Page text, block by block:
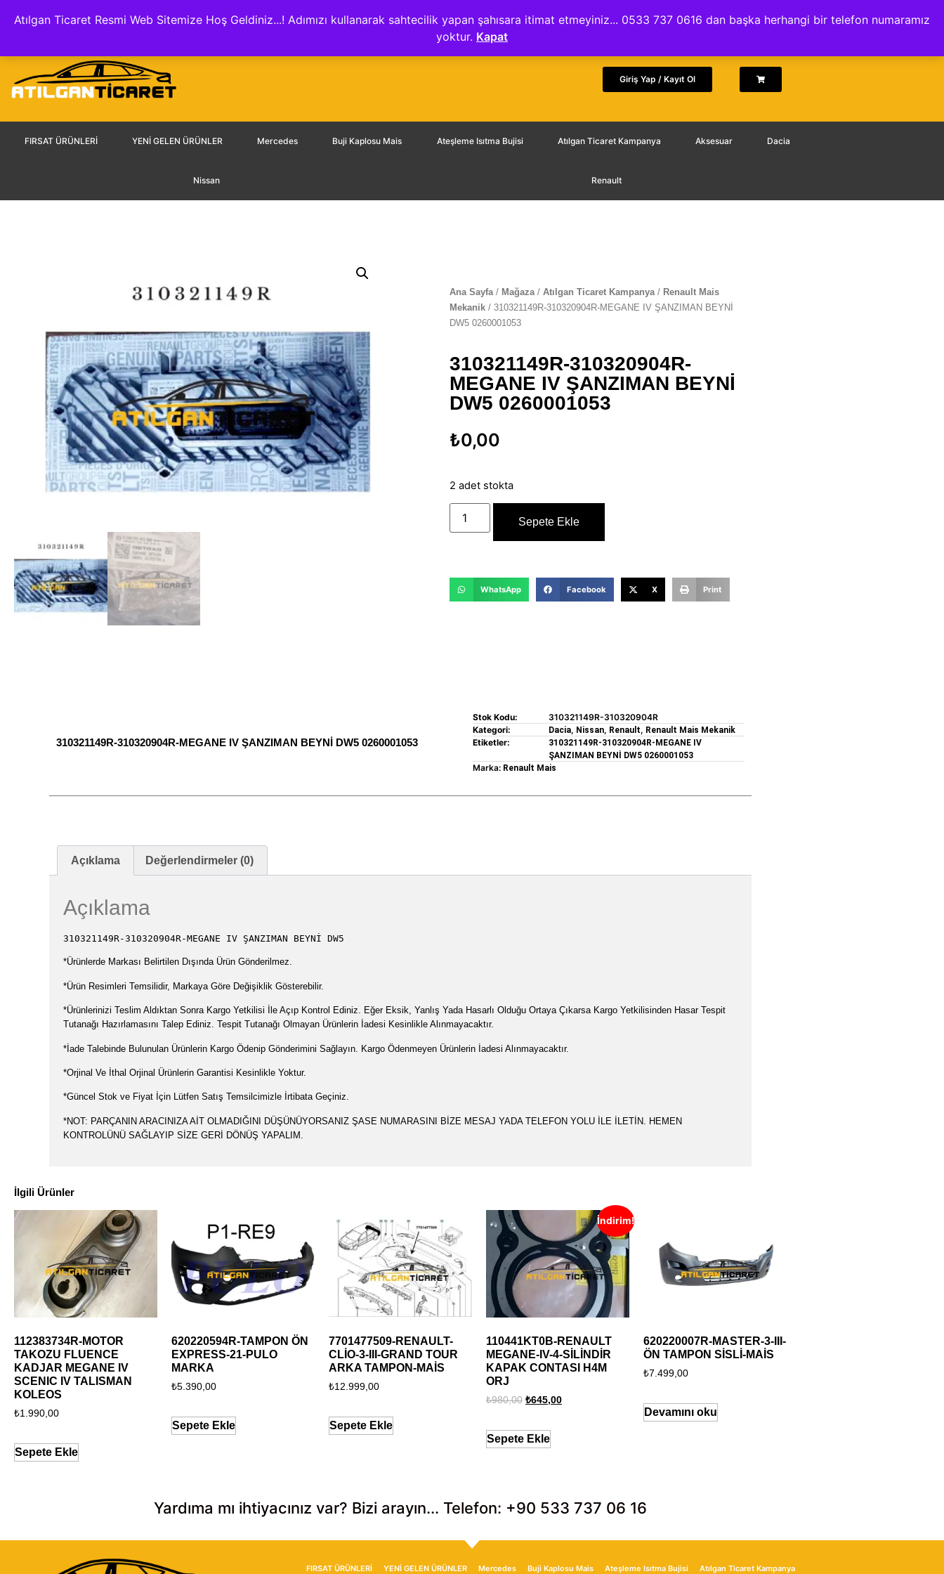
Atılgan Ticaret Resmi Web Sitemize Hoş Geldiniz...! Adımızı kullanarak sahtecilik yapan şahısara itimat etmeyiniz... 0533 737 0616 dan başka herhangi bir telefon numaramız
yoktur. Kapat
Hakkımızda İletişim Hesap Numaraları KVKK Aydınlatma Metni Mesafeli Satış Sözleşmesi Gizlilik Sözleşmesi İptal ve İade Politikası
Giriş Yap / Kayıt Ol
FIRSAT ÜRÜNLERİ YENİ GELEN ÜRÜNLER Mercedes Buji Kaplosu Mais Ateşleme Isıtma Bujisi Atılgan Ticaret Kampanya Aksesuar Dacia
Nissan Renault
Ana Sayfa/ Mağaza/ Atılgan Ticaret Kampanya/ Renault Mais
Mekanik / 310321149R-310320904R-MEGANE IV ŞANZIMAN BEYNİ
DW5 0260001053
310321149R-310320904R-
MEGANE IV ŞANZIMAN BEYNİ
DW5 0260001053
₺0,00
2 adet stokta
Sepete Ekle
WhatsApp Facebook X Print
310321149R-310320904R-MEGANE IV ŞANZIMAN BEYNİ DW5 0260001053
Stok Kodu:
310321149R-310320904R
Kategori:
Dacia, Nissan, Renault, Renault Mais Mekanik
Etiketler:
310321149R-310320904R-MEGANE IV
ŞANZIMAN BEYNİ DW5 0260001053
Marka: Renault Mais
Açıklama Değerlendirmeler (0)
Açıklama
310321149R-310320904R-MEGANE IV ŞANZIMAN BEYNİ DW5
*Ürünlerde Markası Belirtilen Dışında Ürün Gönderilmez.
*Ürün Resimleri Temsilidir, Markaya Göre Değişiklik Gösterebilir.
*Ürünlerinizi Teslim Aldıktan Sonra Kargo Yetkilisi İle Açıp Kontrol Ediniz. Eğer Eksik, Yanlış Yada Hasarlı Olduğu Ortaya Çıkarsa Kargo Yetkilisinden Hasar Tespit
Tutanağı Hazırlamasını Talep Ediniz. Tespit Tutanağı Olmayan Ürünlerin İadesi Kesinlikle Alınmayacaktır.
*İade Talebinde Bulunulan Ürünlerin Kargo Ödenip Gönderimini Sağlayın. Kargo Ödenmeyen Ürünlerin İadesi Alınmayacaktır.
*Orjinal Ve İthal Orjinal Ürünlerin Garantisi Kesinlikle Yoktur.
*Güncel Stok ve Fiyat İçin Lütfen Satış Temsilcimizle İrtibata Geçiniz.
*NOT: PARÇANIN ARACINIZA AİT OLMADIĞINI DÜŞÜNÜYORSANIZ ŞASE NUMARASINI BİZE MESAJ YADA TELEFON YOLU İLE İLETİN. HEMEN
KONTROLÜNÜ SAĞLAYIP SİZE GERİ DÖNÜŞ YAPALIM.
İlgili Ürünler
112383734R-MOTOR
TAKOZU FLUENCE
KADJAR MEGANE IV
SCENIC IV TALISMAN
KOLEOS
₺1.990,00
Sepete Ekle
620220594R-TAMPON ÖN
EXPRESS-21-PULO
MARKA
₺5.390,00
Sepete Ekle
7701477509-RENAULT-
CLİO-3-III-GRAND TOUR
ARKA TAMPON-MAİS
₺12.999,00
Sepete Ekle
İndirim!
110441KT0B-RENAULT
MEGANE-IV-4-SİLİNDİR
KAPAK CONTASI H4M
ORJ
₺980,00 ₺645,00
Sepete Ekle
620220007R-MASTER-3-III-
ÖN TAMPON SİSLİ-MAİS
₺7.499,00
Devamını oku
Yardıma mı ihtiyacınız var? Bizi arayın... Telefon: +90 533 737 06 16
FIRSAT ÜRÜNLERİ YENİ GELEN ÜRÜNLER Mercedes Buji Kaplosu Mais Ateşleme Isıtma Bujisi Atılgan Ticaret Kampanya